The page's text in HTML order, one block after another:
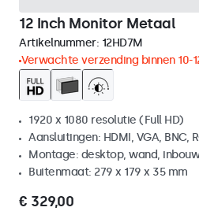
12 Inch Monitor Metaal
Artikelnummer: 12HD7M
Verwachte verzending binnen 10-
1920 x 1080 resolutie (Full HD)
Aansluitingen: HDMI, VGA, BNC,
Montage: desktop, wand, inbouw
Buitenmaat: 279 x 179 x 35 mm
€ 329,00